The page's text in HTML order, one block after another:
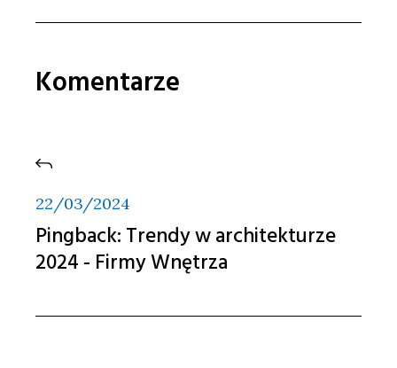
Komentarze
22/03/2024
Pingback:Trendy w architekturze
2024 - Firmy Wnętrza